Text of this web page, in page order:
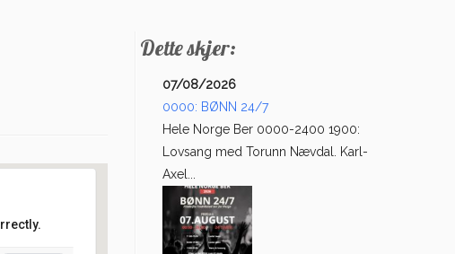
Dette skjer:
07/08/2026
0000: BØNN 24/7
Hele Norge Ber 0000-2400 1900:
Lovsang med Torunn Nævdal. Karl-
Axel...